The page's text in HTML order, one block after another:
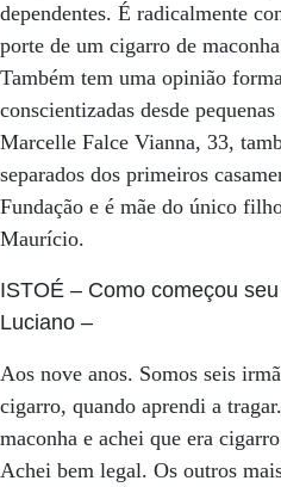
dependentes. É radicalmente
porte de um cigarro de
Também tem uma opinião
conscientizadas desde
Marcelle Falce Vianna, 33,
separados dos primeiros
Fundação e é mãe do único
Maurício.
ISTOÉ – Como começou
Luciano –
Aos nove anos. Somos seis
cigarro, quando aprendi a
maconha e achei que era
Achei bem legal. Os outros